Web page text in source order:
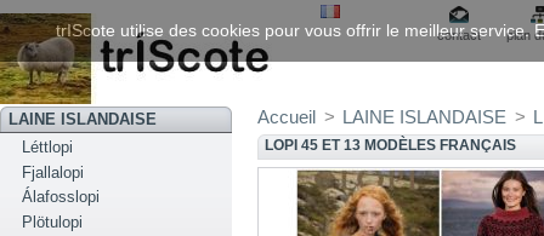
contact plan
LAINE ISLANDAISE
Léttlopi
Fjallalopi
Álafosslopi
Plötulopi
Accueil > LAINE ISLANDAISE >
LOPI 45 ET 13 MODÈLES FRANÇAIS
trIScote utilise des cookies pour vous offrir le meilleur